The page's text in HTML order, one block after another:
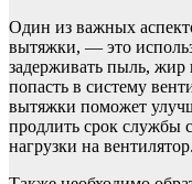
Один из важных
вытяжки, — это
задерживать пыль, жир
попасть в систему
вытяжки поможет
продлить срок службы
нагрузки на вентилятор.